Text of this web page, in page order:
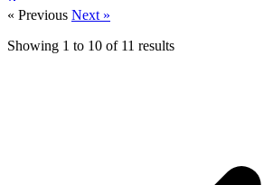
« Previous Next »
Showing 1 to 10 of 11 results